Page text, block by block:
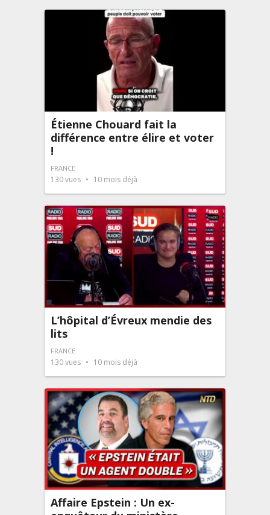
Étienne Chouard fait la
différence entre élire et voter
!
FRANCE
130vues 10 mois déjà
L’hôpital d’Évreux mendie des
lits
FRANCE
130vues 10 mois déjà
Affaire Epstein : Un ex-